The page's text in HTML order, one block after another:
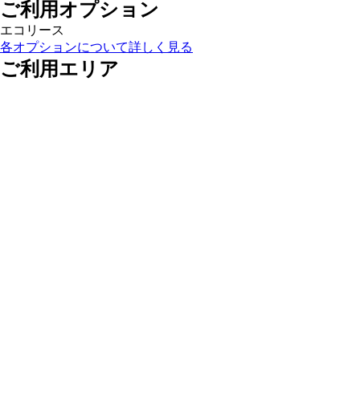
ご利用オプション
エコリース
各オプションについて詳しく見る
ご利用エリア